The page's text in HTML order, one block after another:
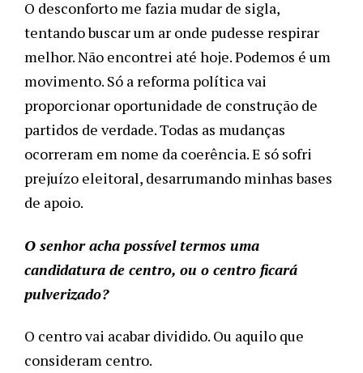
O desconforto me fazia mudar de sigla,
tentando buscar um ar onde pudesse respirar
melhor. Não encontrei até hoje. Podemos é um
movimento. Só a reforma política vai
proporcionar oportunidade de construção de
partidos de verdade. Todas as mudanças
ocorreram em nome da coerência. E só sofri
prejuízo eleitoral, desarrumando minhas bases
de apoio.
O senhor acha possível termos uma
candidatura de centro, ou o centro ficará
pulverizado?
O centro vai acabar dividido. Ou aquilo que
consideram centro.